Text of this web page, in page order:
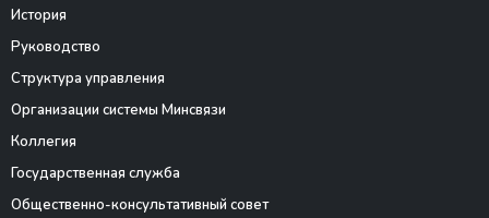
История
Руководство
Структура управления
Организации системы Минсвязи
Коллегия
Государственная служба
Общественно-консультативный совет